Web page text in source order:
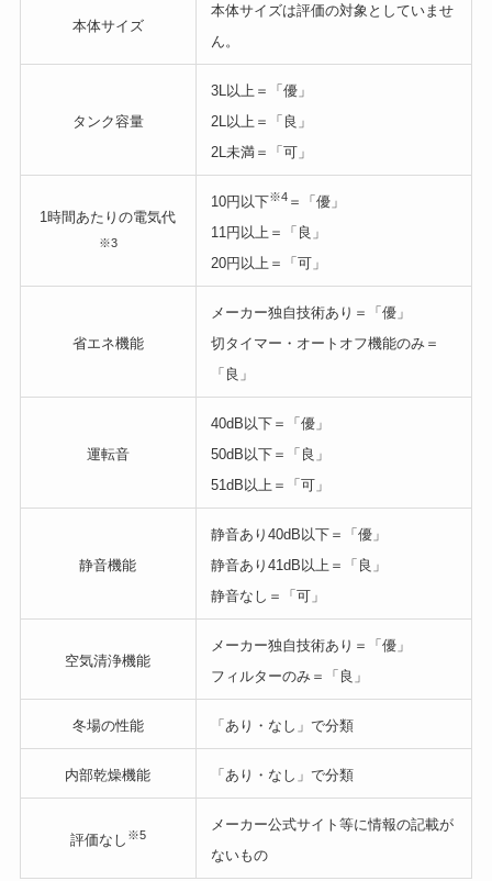
本体サイズ
本体サイズは評価の対象としていませ
ん。
タンク容量
3L以上＝「優」
2L以上＝「良」
2L未満＝「可」
1時間あたりの電気代
※3
10円以下※4 ＝「優」
11円以上＝「良」
20円以上＝「可」
省エネ機能
メーカー独自技術あり＝「優」
切タイマー・オートオフ機能のみ＝
「良」
運転音
40dB以下＝「優」
50dB以下＝「良」
51dB以上＝「可」
静音機能
静音あり40dB以下＝「優」
静音あり41dB以上＝「良」
静音なし＝「可」
空気清浄機能
メーカー独自技術あり＝「優」
フィルターのみ＝「良」
冬場の性能 「あり・なし」で分類
内部乾燥機能 「あり・なし」で分類
評価なし ※5
メーカー公式サイト等に情報の記載が
ないもの